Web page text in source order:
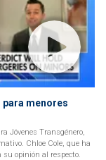
para menores
Jóvenes Transgénero,
Chloe Cole, que ha
su opinión al respecto.